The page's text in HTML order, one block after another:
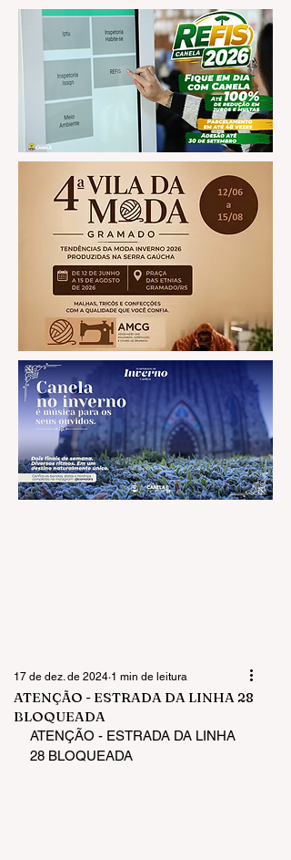
ATENÇÃO - ESTRADA DA LINHA 28
BLOQUEADA
17 de dez. de 2024 1 min de leitura
ATENÇÃO - ESTRADA DA LINHA
28 BLOQUEADA